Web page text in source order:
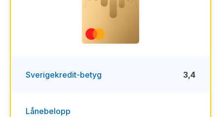
Sverigekredit-betyg 3,4
Lånebelopp